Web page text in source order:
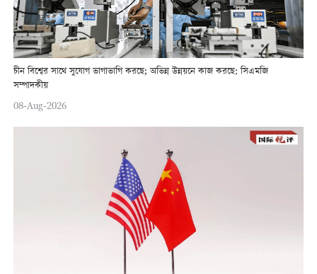
চীন বিশ্বের সাথে সুযোগ ভাগাভাগি করছে; অভিন্ন উন্নয়নে কাজ করছে: সিএমজি
সম্পাদকীয়
08-Aug-2026